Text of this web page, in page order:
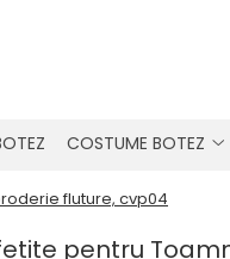
COSTUME BOTEZ
fluture, cvp04
pentru